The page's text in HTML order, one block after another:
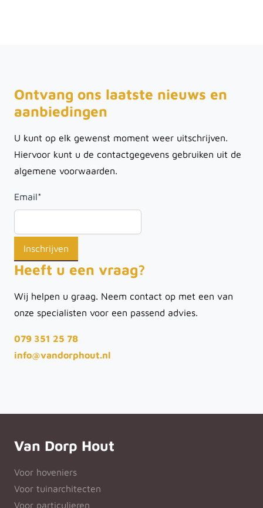
Ontvang ons laatste nieuws en
aanbiedingen
U kunt op elk gewenst moment weer uitschrijven.
Hiervoor kunt u de contactgegevens gebruiken uit de
algemene voorwaarden.
Email*
Heeft u een vraag?
Wij helpen u graag. Neem contact op met een van
onze specialisten voor een passend advies.
079 351 25 78
info@vandorphout.nl
Van Dorp Hout
Voor hoveniers
Voor tuinarchitecten
Voor particulieren